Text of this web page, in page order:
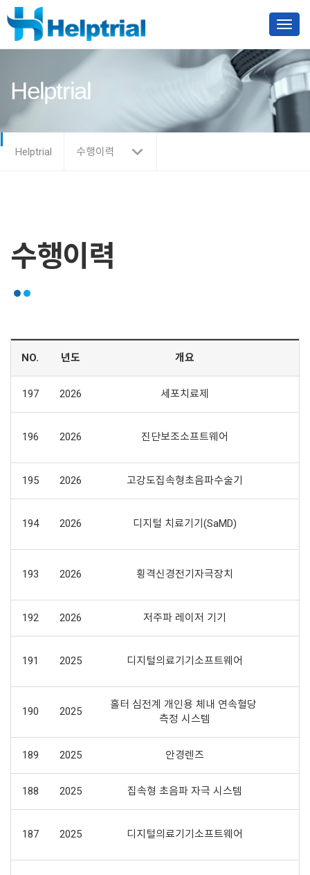
Helptrial
Helptrial 수행이력
수행이력
NO. 년도 개요
197 2026 세포치료제
196 2026 진단보조소프트웨어
195 2026 고강도집속형초음파수술기
194 2026 디지털 치료기기(SaMD)
193 2026 횡격신경전기자극장치
192 2026 저주파 레이저 기기
191 2025 디지털의료기기소프트웨어
190 2025
홀터 심전계 개인용 체내 연속혈당
측정 시스템
189 2025 안경렌즈
188 2025 집속형 초음파 자극 시스템
187 2025 디지털의료기기소프트웨어